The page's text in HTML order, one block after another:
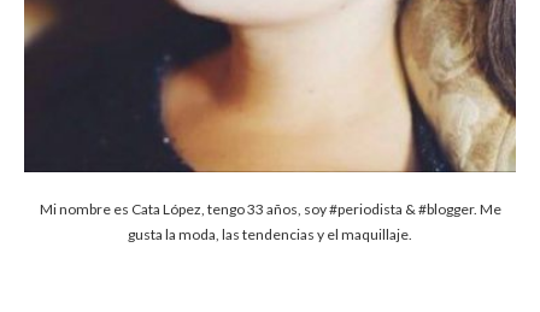
Mi nombre es Cata López, tengo 33 años, soy #periodista & #blogger. Me
gusta la moda, las tendencias y el maquillaje.